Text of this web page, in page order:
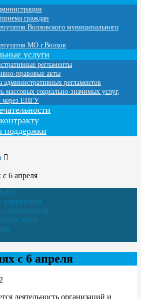
граждан
Волховского муниципального
МО г.Волхов
услуги
регламенты
правовые акты
административных регламентов
массовых социально-значимых услуг,
через ЕПГУ
6 апреля
ФЗ
коррупции
образования
акты
с 6 апреля
деятельность организаций и